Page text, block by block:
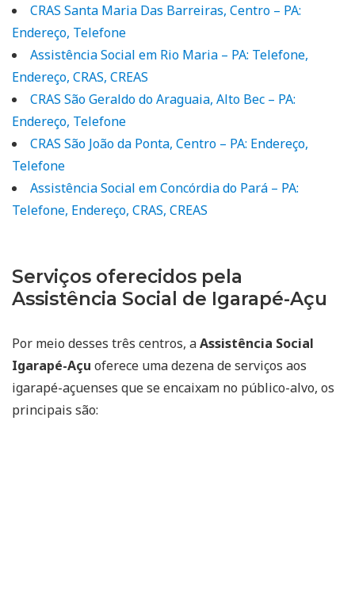
CRAS Santa Maria Das Barreiras, Centro – PA:
Endereço, Telefone
Assistência Social em Rio Maria – PA: Telefone,
Endereço, CRAS, CREAS
CRAS São Geraldo do Araguaia, Alto Bec – PA:
Endereço, Telefone
CRAS São João da Ponta, Centro – PA: Endereço,
Telefone
Assistência Social em Concórdia do Pará – PA:
Telefone, Endereço, CRAS, CREAS
Serviços oferecidos pela
Assistência Social de Igarapé-Açu
Por meio desses três centros, aAssistência Social
Igarapé-Açu oferece uma dezena de serviços aos
igarapé-açuenses que se encaixam no público-alvo, os
principais são: